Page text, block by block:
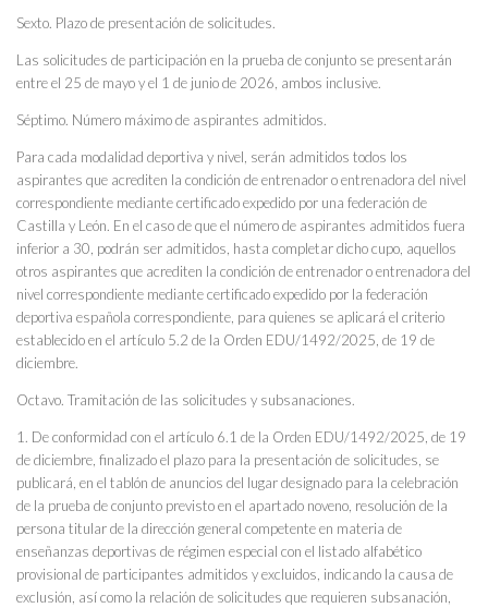
Sexto. Plazo de presentación de solicitudes.
Las solicitudes de participación en la prueba de conjunto se presentarán
entre el 25 de mayo y el 1 de junio de 2026, ambos inclusive.
Séptimo. Número máximo de aspirantes admitidos.
Para cada modalidad deportiva y nivel, serán admitidos todos los
aspirantes que acrediten la condición de entrenador o entrenadora del nivel
correspondiente mediante certificado expedido por una federación de
Castilla y León. En el caso de que el número de aspirantes admitidos fuera
inferior a 30, podrán ser admitidos, hasta completar dicho cupo, aquellos
otros aspirantes que acrediten la condición de entrenador o entrenadora del
nivel correspondiente mediante certificado expedido por la federación
deportiva española correspondiente, para quienes se aplicará el criterio
establecido en el artículo 5.2 de la Orden EDU/1492/2025, de 19 de
diciembre.
Octavo. Tramitación de las solicitudes y subsanaciones.
1. De conformidad con el artículo 6.1 de la Orden EDU/1492/2025, de 19
de diciembre, finalizado el plazo para la presentación de solicitudes, se
publicará, en el tablón de anuncios del lugar designado para la celebración
de la prueba de conjunto previsto en el apartado noveno, resolución de la
persona titular de la dirección general competente en materia de
enseñanzas deportivas de régimen especial con el listado alfabético
provisional de participantes admitidos y excluidos, indicando la causa de
exclusión, así como la relación de solicitudes que requieren subsanación,